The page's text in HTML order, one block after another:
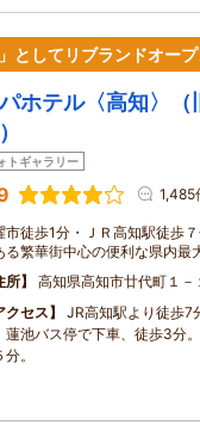
としてリブランドオー
ホテル〈高知〉
トギャラリー
1,485
市徒歩1分・ＪＲ高知駅徒歩
る繁華街中心の便利な県内最
所
高知県高知市廿代町１－
クセス
JR高知駅より徒歩7
池バス停で下車、徒歩3分
分。